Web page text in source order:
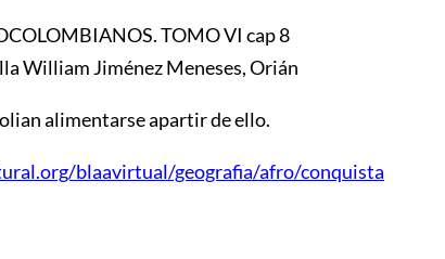
TOMO VI cap 8
William Jiménez Meneses, Orián
alimentarse apartir de ello.
blaavirtual/geografia/afro/conquista